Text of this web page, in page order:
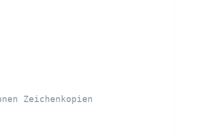
Zeichenkopien